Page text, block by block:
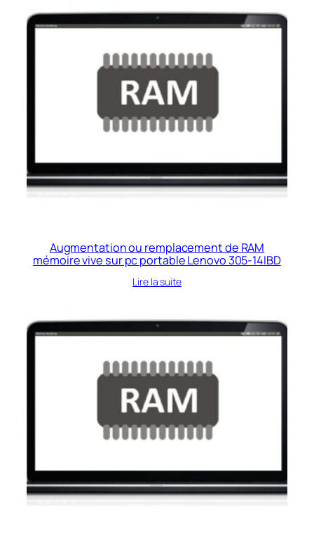
Augmentation ou remplacement de RAM
mémoire vive sur pc portable Lenovo 305-14IBD
Lire la suite